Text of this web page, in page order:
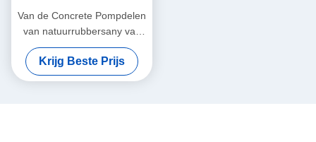
Van de Concrete Pompdelen
van natuurrubbersany van
de het Wapencilinder
Standaard de
Verbindingsuitrusting
Krijg Beste Prijs